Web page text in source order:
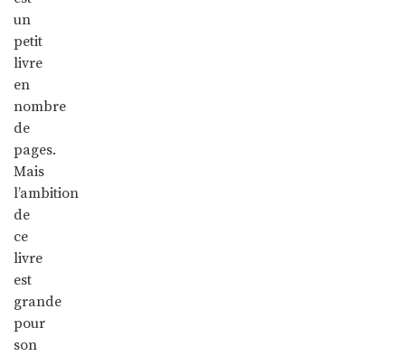
un
petit
livre
en
nombre
de
pages.
Mais
l’ambition
de
ce
livre
est
grande
pour
son